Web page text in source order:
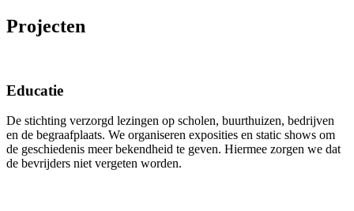
Projecten
Educatie
De stichting verzorgd lezingen op scholen, buurthuizen, bedrijven
en de begraafplaats. We organiseren exposities en static shows om
de geschiedenis meer bekendheid te geven. Hiermee zorgen we dat
de bevrijders niet vergeten worden.